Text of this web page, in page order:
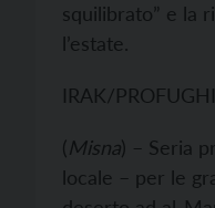
squilibrato” e la
l’estate.
IRAK/
(Misna) – Seria
locale – per le